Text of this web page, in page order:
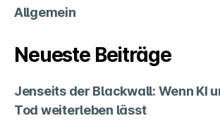
Allgemein
Neueste Beiträge
Jenseits der Blackwall: Wenn KI
Tod weiterleben lässt